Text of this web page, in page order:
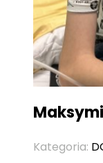
Kategoria: